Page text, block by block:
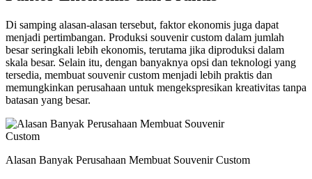
Di samping alasan-alasan tersebut, faktor ekonomis juga dapat
menjadi pertimbangan. Produksi souvenir custom dalam jumlah
besar seringkali lebih ekonomis, terutama jika diproduksi dalam
skala besar. Selain itu, dengan banyaknya opsi dan teknologi yang
tersedia, membuat souvenir custom menjadi lebih praktis dan
memungkinkan perusahaan untuk mengekspresikan kreativitas tanpa
batasan yang besar.
Alasan Banyak Perusahaan Membuat Souvenir Custom